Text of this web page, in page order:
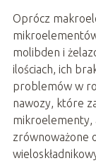
Oprócz
molibden i
ilościach, ich
problemów w
nawozy, które
mikroelementy,
zrównoważone